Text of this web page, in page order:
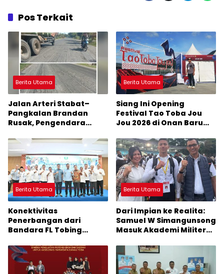
Pos Terkait
Berita Utama
Jalan Arteri Stabat–
Pangkalan Brandan
Rusak, Pengendara
Berita Utama
Siang Ini Opening
Festival Tao Toba Jou
Jou 2026 di Onan Baru
Dihibur Marsada Band
Berita Utama
Konektivitas
Penerbangan dari
Bandara FL Tobing
Jadi Perhatian Anggota
DPR RI Muhammad Lokot
Nasution
Berita Utama
Dari Impian ke Realita:
Samuel W Simangunsong
Masuk Akademi Militer